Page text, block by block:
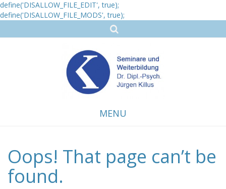
define('DISALLOW_FILE_EDIT', true);
define('DISALLOW_FILE_MODS', true);
MENU
to
content
Oops! That page can’t be
found.